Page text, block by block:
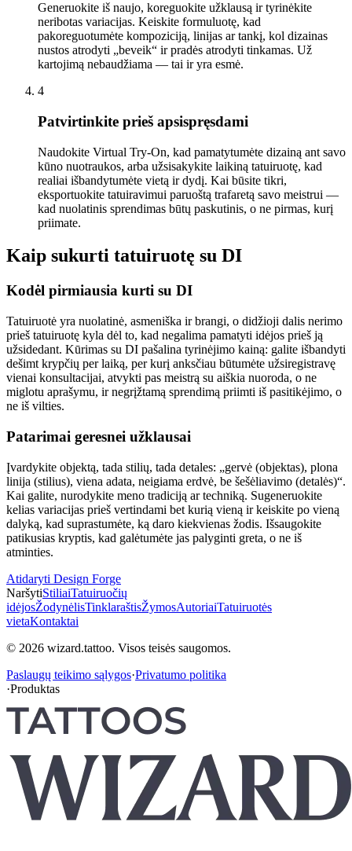
Generuokite iš naujo, koreguokite užklausą ir tyrinėkite
neribotas variacijas. Keiskite formuluotę, kad
pakoreguotumėte kompoziciją, linijas ar tankį, kol dizainas
nustos atrodyti „beveik“ ir pradės atrodyti tinkamas. Už
kartojimą nebaudžiama — tai ir yra esmė.
4
Patvirtinkite prieš apsispręsdami
Naudokite Virtual Try-On, kad pamatytumėte dizainą ant savo
kūno nuotraukos, arba užsisakykite laikiną tatuiruotę, kad
realiai išbandytumėte vietą ir dydį. Kai būsite tikri,
eksportuokite tatuiravimui paruoštą trafaretą savo meistrui —
kad nuolatinis sprendimas būtų paskutinis, o ne pirmas, kurį
priimate.
Kaip sukurti tatuiruotę su DI
Kodėl pirmiausia kurti su DI
Tatuiruotė yra nuolatinė, asmeniška ir brangi, o didžioji dalis nerimo
prieš tatuiruotę kyla dėl to, kad negalima pamatyti idėjos prieš ją
užsidedant. Kūrimas su DI pašalina tyrinėjimo kainą: galite išbandyti
dešimt krypčių per laiką, per kurį anksčiau būtumėte užsiregistravę
vienai konsultacijai, atvykti pas meistrą su aiškia nuoroda, o ne
miglotu aprašymu, ir negrįžtamą sprendimą priimti iš pasitikėjimo, o
ne iš vilties.
Patarimai geresnei užklausai
Įvardykite objektą, tada stilių, tada detales: „gervė (objektas), plona
linija (stilius), viena adata, neigiama erdvė, be šešėliavimo (detalės)“.
Kai galite, nurodykite meno tradiciją ar techniką. Sugeneruokite
kelias variacijas prieš vertindami bet kurią vieną ir keiskite po vieną
dalyką, kad suprastumėte, ką daro kiekvienas žodis. Išsaugokite
patikusias kryptis, kad galėtumėte jas palyginti greta, o ne iš
atminties.
Atidaryti Design Forge
NaršytiStiliaiTatuiruočių
idėjosŽodynėlisTinklaraštisŽymosAutoriaiTatuiruotės
vietaKontaktai
© 2026 wizard.tattoo. Visos teisės saugomos.
Paslaugų teikimo sąlygos·Privatumo politika
·Produktas